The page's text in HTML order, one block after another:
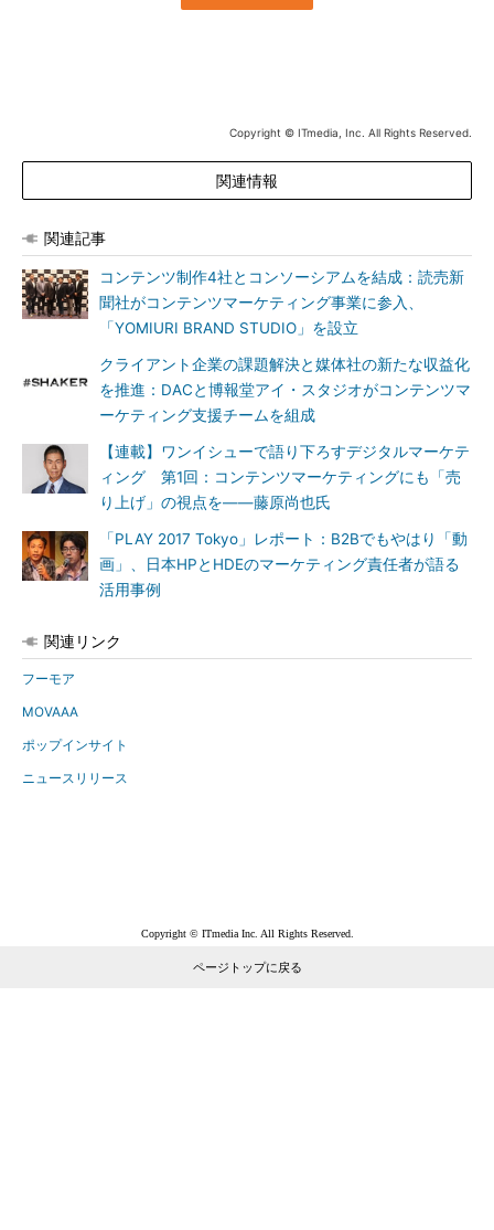
Copyright © ITmedia, Inc. All Rights Reserved.
関連情報
関連記事
コンテンツ制作4社とコンソーシアムを結成：読売新
聞社がコンテンツマーケティング事業に参入、
「YOMIURI BRAND STUDIO」を設立
クライアント企業の課題解決と媒体社の新たな収益化
を推進：DACと博報堂アイ・スタジオがコンテンツマ
ーケティング支援チームを組成
【連載】ワンイシューで語り下ろすデジタルマーケテ
ィング 第1回：コンテンツマーケティングにも「売
り上げ」の視点を――藤原尚也氏
「PLAY 2017 Tokyo」レポート：B2Bでもやはり「動
画」、日本HPとHDEのマーケティング責任者が語る
活用事例
関連リンク
フーモア
MOVAAA
ポップインサイト
ニュースリリース
Copyright © ITmedia Inc. All Rights Reserved.
ページトップに戻る